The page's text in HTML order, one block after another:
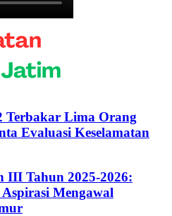
Terbakar Lima Orang
Evaluasi Keselamatan
III Tahun 2025-2026:
Mengawal